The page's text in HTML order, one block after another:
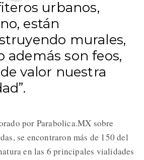
urbanos,
están
murales,
además son feos,
valor nuestra
por Parabolica.MX sobre
se encontraron más de 150 del
en las 6 principales vialidades